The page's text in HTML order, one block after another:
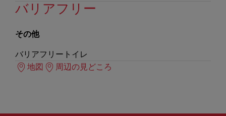
バリアフリー
その他
バリアフリートイレ
地図
周辺の見どころ